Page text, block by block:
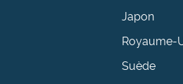
Japon
Royaume-
Suède